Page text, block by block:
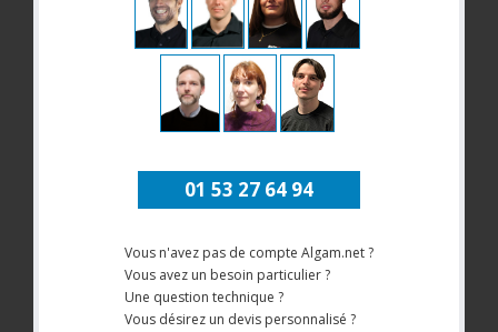
01 53 27 64 94
Vous n'avez pas de compte Algam.net ?
Vous avez un besoin particulier ?
Une question technique ?
Vous désirez un devis personnalisé ?